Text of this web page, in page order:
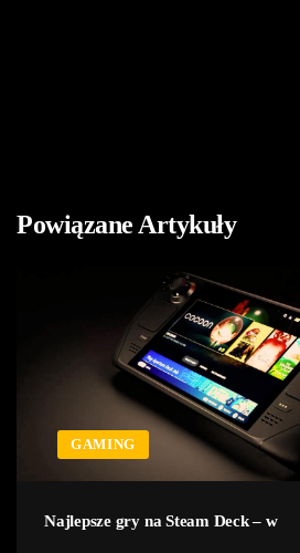
Powiązane Artykuły
GAMING
Najlepsze gry na Steam Deck – w